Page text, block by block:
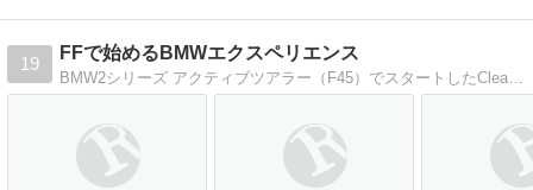
19
FFで始めるBMWエクスペリエンス
BMW2シリーズ アクティブツアラー（F45）でスタートしたClean Diesel BMWライフ